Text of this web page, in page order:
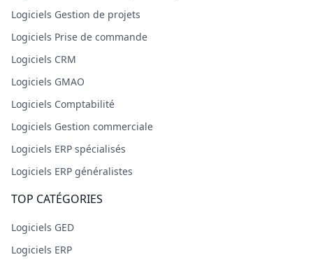
Logiciels Gestion de projets
Logiciels Prise de commande
Logiciels CRM
Logiciels GMAO
Logiciels Comptabilité
Logiciels Gestion commerciale
Logiciels ERP spécialisés
Logiciels ERP généralistes
TOP CATÉGORIES
Logiciels GED
Logiciels ERP